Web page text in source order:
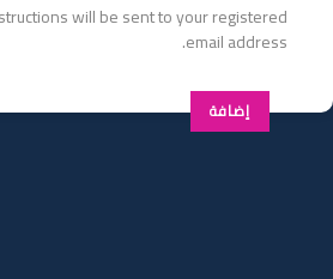
will be sent to your registered
email address.